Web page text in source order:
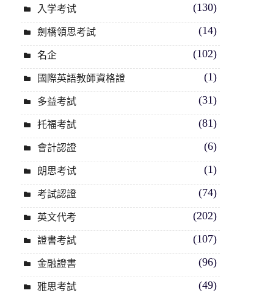
入学考试 (130)
劍橋領思考試 (14)
名企 (102)
國際英語教師資格證 (1)
多益考試 (31)
托福考試 (81)
會計認證 (6)
朗思考试 (1)
考試認證 (74)
英文代考 (202)
證書考試 (107)
金融證書 (96)
雅思考試 (49)